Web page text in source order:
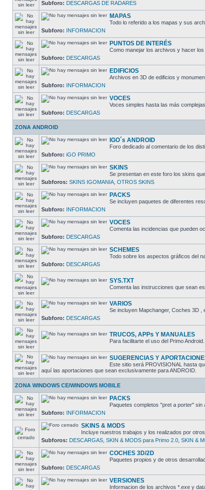
Subforo: DESCARGAS DE RADARES
MAPAS
Todo lo referido a los mapas y sus
Subforo: INFORMACION
PUNTOS DE INTERÉS
Como manejar los archivos y hacer los
Subforo: DESCARGAS
EDIFICIOS
Archivos en 3D de edificios y
Subforo: INFORMACION
VOCES
Voces simples hasta las más
Subforo: DESCARGAS
ZONA ANDROID
IGO´s ANDROID
Foro dedicado al comentario de los
Subforo: iGO PRIMO
SKINS
Se presentan en este foro los skins
Subforos: SKINS IGOMANIA OTROS SKINS
PACKS
Se incluyen paquetes de diferentes
Subforo: INFORMACION
VOCES
Comenta las incidencias que pueden
Subforo: DESCARGAS
SCHEMES
Todo sobre los aspectos gráficos del
Subforo: DESCARGAS
SYS.TXT
Comenta las instrucciones que sean
VARIOS
Se incluyen Mapchanger, Coches 3D ,
Subforo: DESCARGAS
TRUCOS, APPs Y MANUALES
Para facilitarte el uso del Primo Android.
SUGERENCIAS Y
Este sitio será PROVISIONAL hasta
aquí las aportaciones que sean exclusivamente para ANDROID.
ZONA WINDOWS CE/WINDOWS MOBILE
PACKS
Paquetes completos "pret a porter"
Subforo: INFORMACION
SKINS & MODS
Incluye nuestros trabajos y los realizados por otros
Subforos: DESCARGAS SKIN & MODS para Primo 2.0 SKIN &
COCHES 3D/2D
Paquetes propios y de otros
Subforo: DESCARGAS
VERSIONES
Informacion de los archivos *.exe y